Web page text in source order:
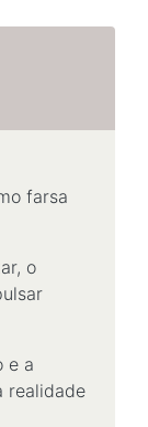
farsa
o
e a
realidade